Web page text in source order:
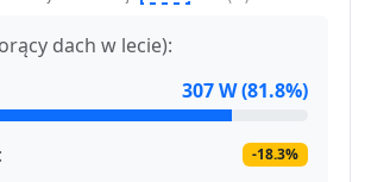
dach w lecie):
307 W (81.8%)
-18.3%